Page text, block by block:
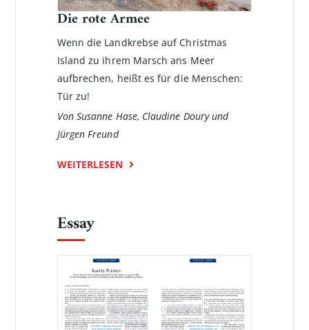
Die rote Armee
Wenn die Landkrebse auf Christmas
Island zu ihrem Marsch ans Meer
aufbrechen, heißt es für die Menschen:
Tür zu!
Von Susanne Hase, Claudine Doury und
Jürgen Freund
WEITERLESEN
Essay